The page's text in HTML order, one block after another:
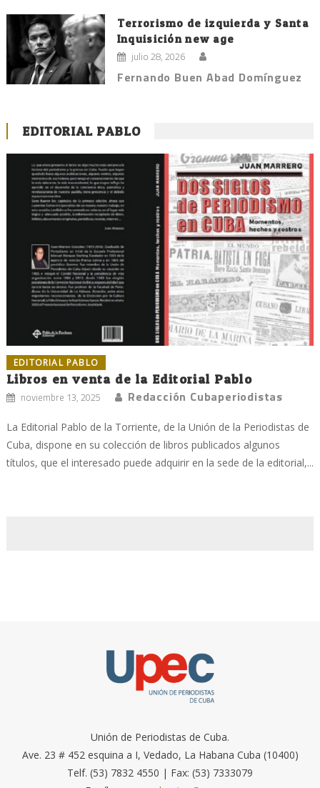
Terrorismo de izquierda y Santa
Inquisición new age
julio 28, 2026
Fernando Buen Abad Domínguez
EDITORIAL PABLO
EDITORIAL PABLO
Libros en venta de la Editorial Pablo
noviembre 13, 2025 Redacción Cubaperiodistas
La Editorial Pablo de la Torriente, de la Unión de la Periodistas de
Cuba, dispone en su colección de libros publicados algunos
títulos, que el interesado puede adquirir en la sede de la editorial,...
Unión de Periodistas de Cuba.
Ave. 23 # 452 esquina a I, Vedado, La Habana Cuba (10400)
Telf. (53) 7832 4550 | Fax: (53) 7333079